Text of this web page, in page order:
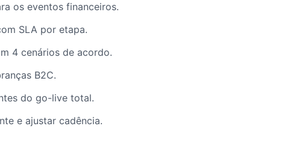
os eventos financeiros.
SLA por etapa.
4 cenários de acordo.
B2C.
do go-live total.
e ajustar cadência.